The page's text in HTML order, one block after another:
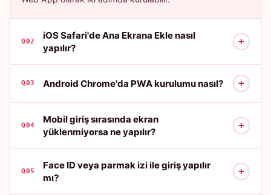
Q02
iOS Safari'de Ana Ekrana Ekle nasıl
yapılır?
+
Q03 Android Chrome'da PWA kurulumu nasıl? +
Q04
Mobil giriş sırasında ekran
yüklenmiyorsa ne yapılır?
+
Q05
Face ID veya parmak izi ile giriş yapılır
mı?
+